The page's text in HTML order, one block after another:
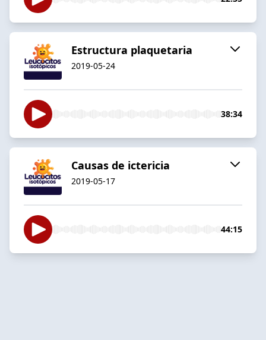
Estructura plaquetaria
2019-05-24
38:34
Causas de ictericia
2019-05-17
44:15